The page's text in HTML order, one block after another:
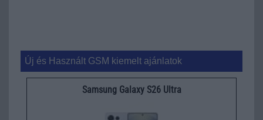
Új és Használt GSM kiemelt ajánlatok
Samsung Galaxy S26 Ultra